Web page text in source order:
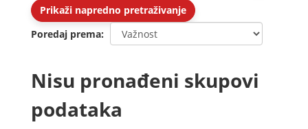
Prikaži napredno pretraživanje
Poredaj prema
Nisu pronađeni skupovi
podataka